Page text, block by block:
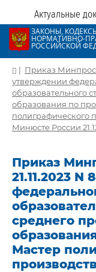
Актуальные
ЗАКОНЫ,
НОРМАТИВНО-
РОССИЙСКОЙ
| Приказ
утверждении
образовательного
образования по
полиграфического
Минюсте России
Приказ
21.11.2023
среднего
Мастер